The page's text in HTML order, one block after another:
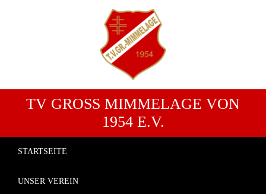
TV GROSS MIMMELAGE VON 1
954 E.V.
STARTSEITE
UNSER VEREIN